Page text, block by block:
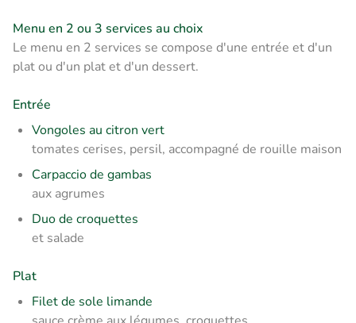
Menu en 2 ou 3 services au choix
Le menu en 2 services se compose d'une entrée et d'un
plat ou d'un plat et d'un dessert.
Entrée
Vongoles au citron vert
tomates cerises, persil, accompagné de rouille maison
Carpaccio de gambas
aux agrumes
Duo de croquettes
et salade
Plat
Filet de sole limande